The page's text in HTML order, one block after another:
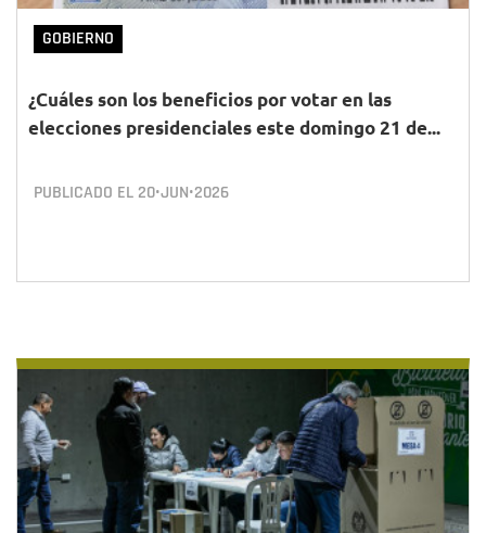
GOBIERNO
¿Cuáles son los beneficios por votar en las
elecciones presidenciales este domingo 21 de...
PUBLICADO EL 20•JUN•2026